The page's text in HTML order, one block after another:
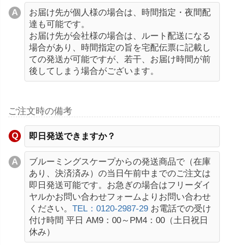
お届け先が個人様の場合は、時間指定・夜間配
達も可能です。
お届け先が会社様の場合は、ルート配送になる
場合があり、時間指定の旨を宅配伝票に記載し
ての発送が可能ですが、若干、お届け時間が前
後してしまう場合がございます。
ご注文時の備考
即日発送できますか？
ブルーミングスケープからの発送商品で（在庫
あり、決済済み）の当日午前中までのご注文は
即日発送可能です。お急ぎの場合はフリーダイ
ヤルかお問い合わせフォームよりお問い合わせ
ください。 TEL：0120-2987-29 お電話での受け
付け時間 平日 AM9：00～PM4：00（土日祝日
休み）